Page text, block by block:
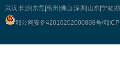
武汉|长沙|东莞|惠州|佛山|深圳|山东|宁波|
鄂公网安备42010202000808号\鄂